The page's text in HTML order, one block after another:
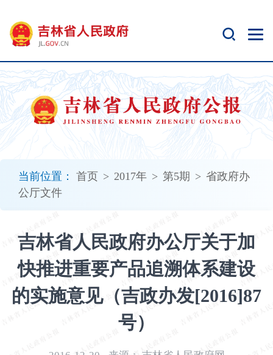
当前位置： 首页 > 2017年 > 第5期 > 省政府办
公厅文件
吉林省人民政府办公厅关于加
快推进重要产品追溯体系建设
的实施意见（吉政办发[2016]87
号）
开
无
障
碍
说
明
加